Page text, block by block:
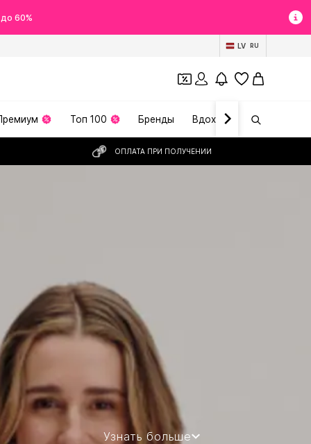
60%
LV RU
Топ 100 Бренды Вдохновение
ОПЛАТА ПРИ ПОЛУЧЕНИИ
Узнать больше